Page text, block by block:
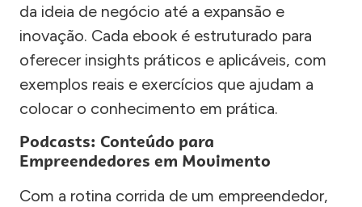
da ideia de negócio até a expansão e
inovação. Cada ebook é estruturado para
oferecer insights práticos e aplicáveis, com
exemplos reais e exercícios que ajudam a
colocar o conhecimento em prática.
Podcasts: Conteúdo para
Empreendedores em Movimento
Com a rotina corrida de um empreendedor,